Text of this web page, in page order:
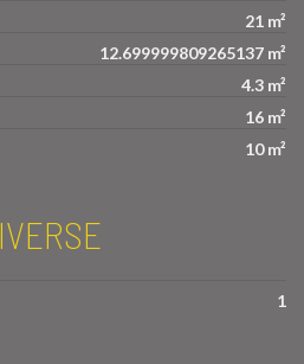
21 m²
12.699999809265137 m²
4.3 m²
16 m²
10 m²
1